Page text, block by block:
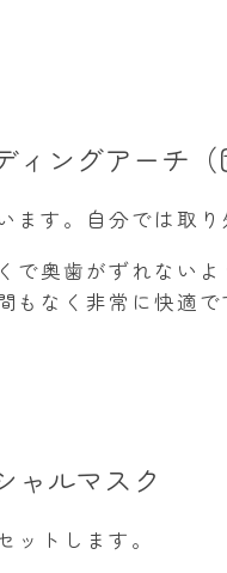
ィングアーチ（
ます。自分では取
で奥歯がずれないよ
もなく非常に快適
ャルマスク
ットします。